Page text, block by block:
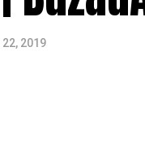
2019